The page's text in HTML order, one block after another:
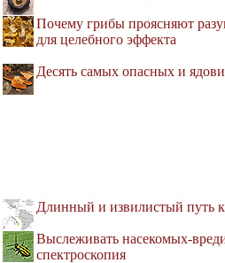
Почему грибы проясняют
для целебного эффекта
Десять самых опасных и
Длинный и извилистый путь
Выслеживать насекомых-
спектроскопия